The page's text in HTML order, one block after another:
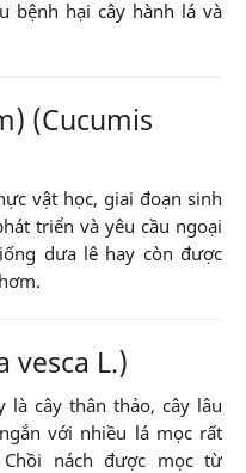
bệnh hại cây hành lá và
(Cucumis
vật học, giai đoạn sinh
triển và yêu cầu ngoại
dưa lê hay còn được
vesca L.)
là cây thân thảo, cây lâu
với nhiều lá mọc rất
nách được mọc từ